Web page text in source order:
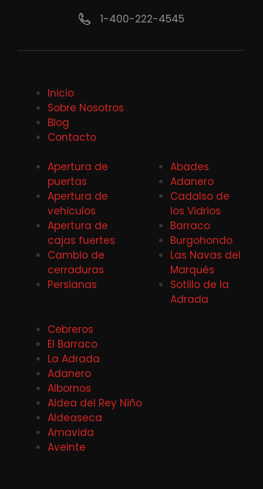
1-400-222-4545
Inicio
Sobre Nosotros
Blog
Contacto
Apertura de
puertas
Apertura de
vehiculos
Apertura de
cajas fuertes
Cambio de
cerraduras
Persianas
Abades
Adanero
Cadalso de
los Vidrios
Barraco
Burgohondo
Las Navas del
Marqués
Sotillo de la
Adrada
Cebreros
El Barraco
La Adrada
Adanero
Albornos
Aldea del Rey Niño
Aldeaseca
Amavida
Aveinte